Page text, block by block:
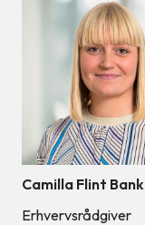
Camilla Flint Bank
Erhvervsrådgiver